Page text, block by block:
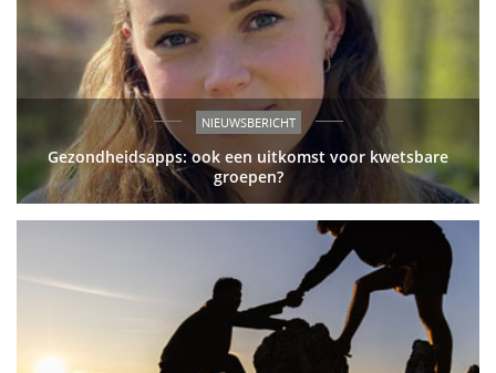
NIEUWSBERICHT
Gezondheidsapps: ook een uitkomst voor kwetsbare
groepen?